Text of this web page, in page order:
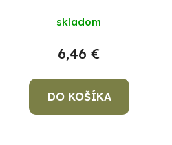
skladom
6,46 €
DO KOŠÍKA